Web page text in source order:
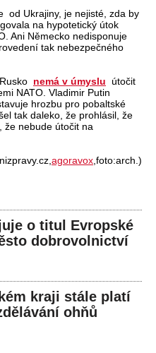
od Ukrajiny, je nejisté, zda by
na hypotetický útok
Ani Německo nedisponuje
tak nebezpečného
nemá v úmyslu útočit
NATO. Vladimir Putin
hrozbu pro pobaltské
tak daleko, že prohlásil, že
že nebude útočit na
agoravox ,foto:arch.)
o titul Evropské
dobrovolnictví
kraji stále platí
ohňů